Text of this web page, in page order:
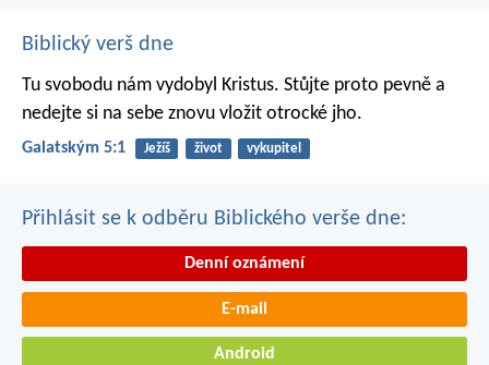
Biblický verš dne
Tu svobodu nám vydobyl Kristus. Stůjte proto pevně a
nedejte si na sebe znovu vložit otrocké jho.
Galatským 5:1 Ježíš život vykupitel
Přihlásit se k odběru Biblického verše dne:
Denní oznámení
E-mail
Android